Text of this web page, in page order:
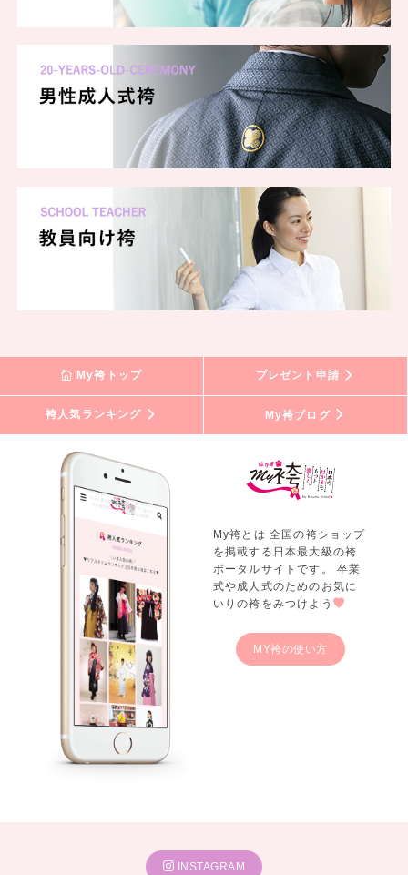
My袴トップ プレゼント申請
袴人気ランキング My袴ブログ
My袴とは 全国の袴ショップ
を掲載する日本最大級の袴
ポータルサイトです。 卒業
式や成人式のためのお気に
いりの袴をみつけよう
MY袴の使い方
INSTAGRAM